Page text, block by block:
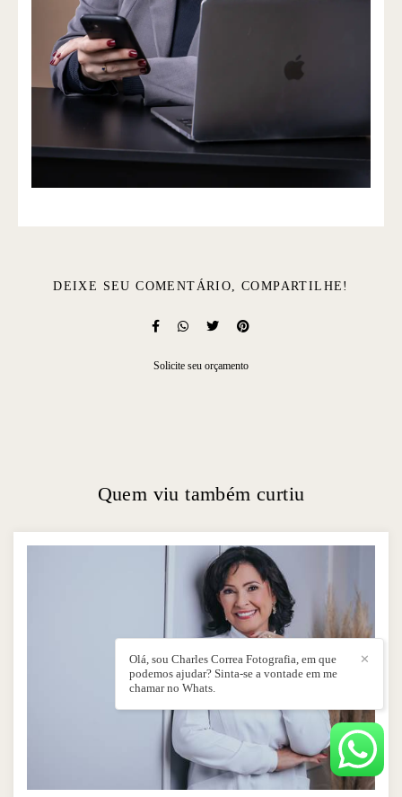
DEIXE SEU COMENTÁRIO, COMPARTILHE!
Solicite seu orçamento
Quem viu também curtiu
✕
Olá, sou Charles Correa Fotografia, em que
podemos ajudar? Sinta-se a vontade em me
chamar no Whats.